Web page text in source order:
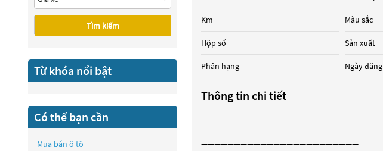
Km
Hộp số
Phân hạng
Màu sắc
Sản xuất
Ngày đăng
Thông tin chi tiết
————————————————————————
Tìm kiếm
Từ khóa nổi bật
Có thể bạn cần
Mua bán ô tô